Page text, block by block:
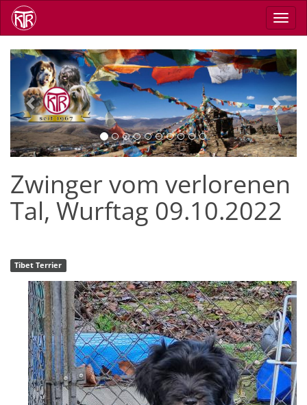
Direkt
zum
Inhalt
Previous Next
Zwinger vom verlorenen
Tal, Wurftag 09.10.2022
Tibet Terrier